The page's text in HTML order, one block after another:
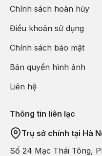
tiền mang phong
cộ đi lại ồn ào.
Chính sách hoàn hủy
Điều khoản sử dụng
Chính sách bảo mật
Bản quyền hình ảnh
Liên hệ
Thông tin liên lạc
Trụ sở chính tại Hà
Số 24 Mạc Thái Tông,